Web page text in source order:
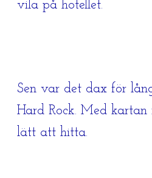
vila på hotellet.
Sen var det dax för
Hard Rock. Med
lätt att hitta.